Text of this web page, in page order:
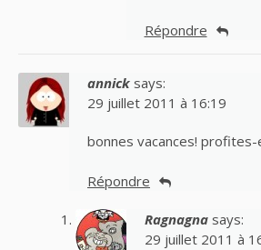
Répondre
annick says:
29 juillet 2011 à 16:19
bonnes vacances! profites-
Répondre
Ragnagna says:
29 juillet 2011 à